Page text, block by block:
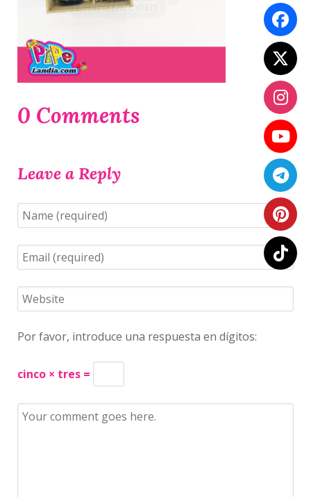
0 Comments
Leave a Reply
Por favor, introduce una respuesta en dígitos:
cinco × tres =